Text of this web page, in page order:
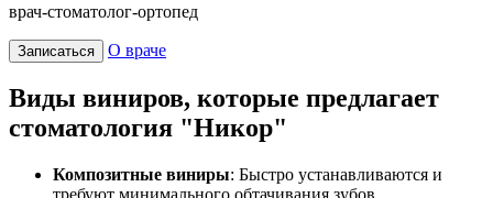
врач-стоматолог-ортопед
Записаться О враче
Виды виниров, которые предлагает
стоматология "Никор"
Композитные виниры: Быстро устанавливаются и